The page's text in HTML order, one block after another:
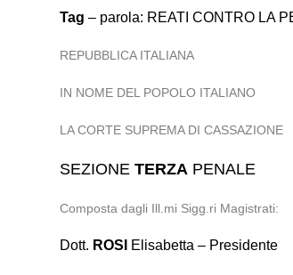
Tag – parola: REATI CONTRO LA
REPUBBLICA ITALIANA
IN NOME DEL POPOLO ITALIANO
LA CORTE SUPREMA DI CASSAZIONE
SEZIONETERZA PENALE
Composta dagli Ill.mi Sigg.ri Magistrati:
Dott. ROSI Elisabetta – Presidente